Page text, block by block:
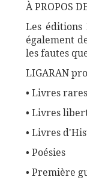
À PROPOS
Les
également
les fautes
LIGARAN
• Livres rares
• Livres
• Livres
• Poésies
• Première